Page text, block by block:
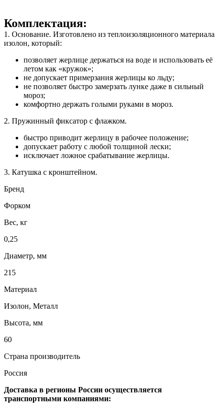
Комплектация:
1. Основание. Изготовлено из теплоизоляционного материала
изолон, который:
позволяет жерлице держаться на воде и использовать её
летом как «кружок»;
не допускает примерзания жерлицы ко льду;
не позволяет быстро замерзать лунке даже в сильный
мороз;
комфортно держать голыми руками в мороз.
2. Пружинный фиксатор с флажком.
быстро приводит жерлицу в рабочее положение;
допускает работу с любой толщиной лески;
исключает ложное срабатывание жерлицы.
3. Катушка с кронштейном.
Бренд
Форком
Вес, кг
0,25
Диаметр, мм
215
Материал
Изолон, Металл
Высота, мм
60
Страна производитель
Россия
Доставка в регионы России осуществляется
транспортными компаниями: